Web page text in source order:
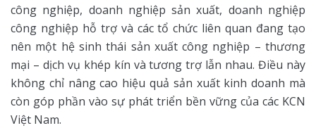
công nghiệp, doanh nghiệp sản xuất, doanh nghiệp
công nghiệp hỗ trợ và các tổ chức liên quan đang tạo
nên một hệ sinh thái sản xuất công nghiệp – thương
mại – dịch vụ khép kín và tương trợ lẫn nhau. Điều này
không chỉ nâng cao hiệu quả sản xuất kinh doanh mà
còn góp phần vào sự phát triển bền vững của các KCN
Việt Nam.